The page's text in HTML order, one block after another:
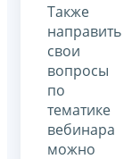
Также
направить
свои
вопросы
по
тематике
вебинара
можно